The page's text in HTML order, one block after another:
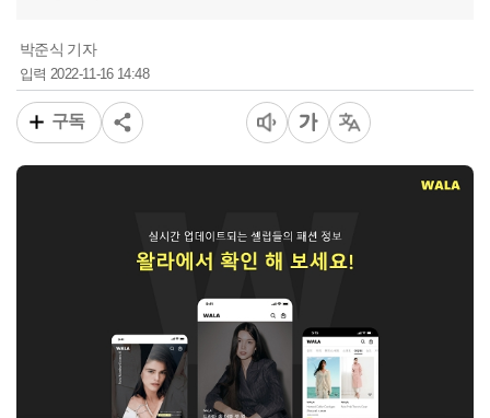
박준식 기자
입력 2022-11-16 14:48
구독